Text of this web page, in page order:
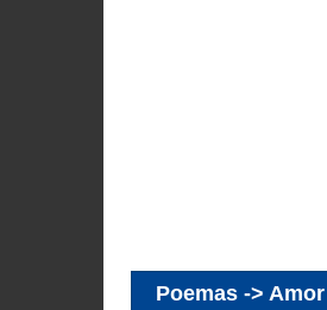
Poemas -> Amor